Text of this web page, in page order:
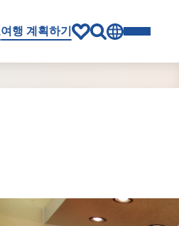
여행 계획하기